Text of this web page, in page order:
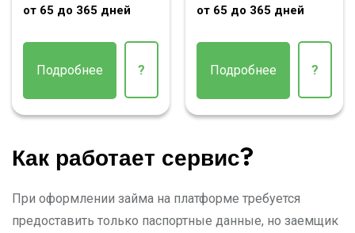
от 65 до 365 дней
Подробнее ?
от 65 до 365 дней
Подробнее ?
Как работает сервис?
При оформлении займа на платформе требуется
предоставить только паспортные данные, но заемщик